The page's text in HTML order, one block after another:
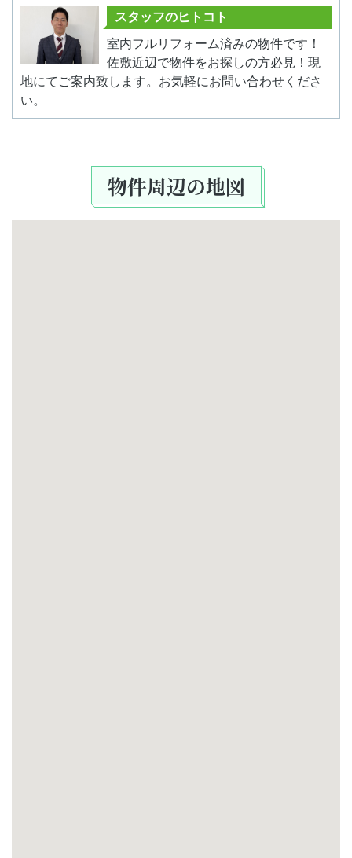
スタッフのヒトコト
室内フルリフォーム済みの物件です！
佐敷近辺で物件をお探しの方必見！現
地にてご案内致します。お気軽にお問い合わせくださ
い。
物件周辺の地図